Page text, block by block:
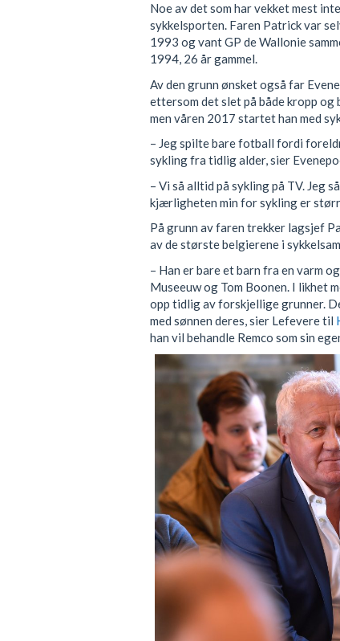
Noe av det som har vekket mest
sykkelsporten. Faren Patrick var
1993 og vant GP de Wallonie
1994, 26 år gammel.
Av den grunn ønsket også far
ettersom det slet på både kropp og
men våren 2017 startet han med
– Jeg spilte bare fotball fordi
sykling fra tidlig alder, sier
– Vi så alltid på sykling på TV. Jeg
kjærligheten min for sykling er
På grunn av faren trekker lagsjef
av de største belgierene i
– Han er bare et barn fra en varm
Museeuw og Tom Boonen. I likhet
opp tidlig av forskjellige grunner.
med sønnen deres, sier Lefevere til
han vil behandle Remco som sin